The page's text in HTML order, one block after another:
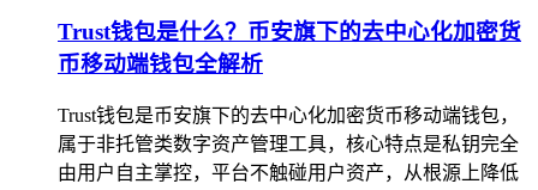
Trust钱包是什么？币安旗下的去中心化加密货
币移动端钱包全解析
Trust钱包是币安旗下的去中心化加密货币移动端钱包，
属于非托管类数字资产管理工具，核心特点是私钥完全
由用户自主掌控，平台不触碰用户资产，从根源上降低